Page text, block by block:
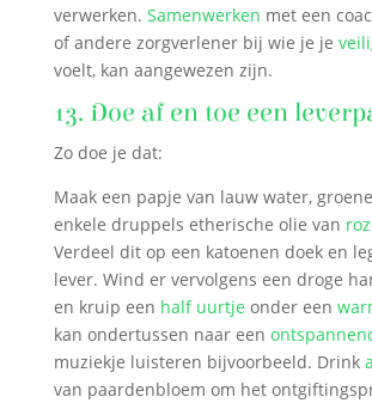
verwerken. Samenwerken met een
of andere zorgverlener bij wie je je
voelt, kan aangewezen zijn.
13. Doe af en toe een
Zo doe je dat:
Maak een papje van lauw water, groene
enkele druppels etherische olie van
Verdeel dit op een katoenen doek en
lever. Wind er vervolgens een droge
en kruip een half uurtjeonder een
kan ondertussen naar een
muziekje luisteren bijvoorbeeld. Drink
van paardenbloem om het